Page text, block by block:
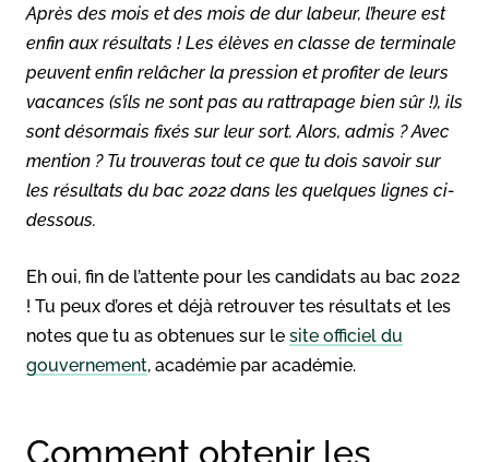
Après des mois et des mois de dur labeur, l’heure est
enfin aux résultats ! Les élèves en classe de terminale
peuvent enfin relâcher la pression et profiter de leurs
vacances (s’ils ne sont pas au rattrapage bien sûr !), ils
sont désormais fixés sur leur sort. Alors, admis ? Avec
mention ? Tu trouveras tout ce que tu dois savoir sur
les résultats du bac 2022 dans les quelques lignes ci-
dessous.
Eh oui, fin de l’attente pour les candidats au bac 2022
! Tu peux d’ores et déjà retrouver tes résultats et les
notes que tu as obtenues sur le site officiel du
gouvernement, académie par académie.
Comment obtenir les